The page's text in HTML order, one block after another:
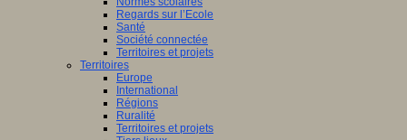
Regards sur l’Ecole
Santé
Société connectée
Territoires et projets
Territoires
Europe
International
Régions
Ruralité
Territoires et projets